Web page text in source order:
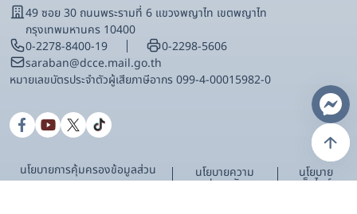
49 ซอย 30 ถนนพระรามที่ 6 แขวงพญาไท เขตพญาไท
กรุงเทพมหานคร 10400
0-2278-8400-19
0-2298-5606
saraban@dcce.mail.go.th
หมายเลขบัตรประจําตัวผู้เสียภาษีอากร 099-4-00015982-0
นโยบายการคุ้มครองข้อมูลส่วน
บุคคล
นโยบายความ
ปลอดภัย
นโยบาย
เว็บไซต์